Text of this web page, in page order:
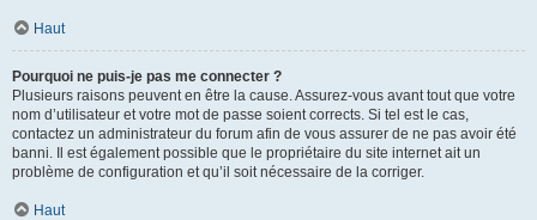
Haut
Pourquoi ne puis-je pas me connecter ?
Plusieurs raisons peuvent en être la cause. Assurez-vous avant tout que votre
nom d’utilisateur et votre mot de passe soient corrects. Si tel est le cas,
contactez un administrateur du forum afin de vous assurer de ne pas avoir été
banni. Il est également possible que le propriétaire du site internet ait un
problème de configuration et qu’il soit nécessaire de la corriger.
Haut